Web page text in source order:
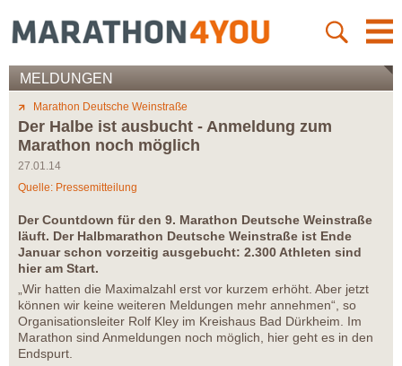
MELDUNGEN
Marathon Deutsche Weinstraße
Der Halbe ist ausbucht - Anmeldung zum
Marathon noch möglich
27.01.14
Quelle: Pressemitteilung
Der Countdown für den 9. Marathon Deutsche Weinstraße
läuft. Der Halbmarathon Deutsche Weinstraße ist Ende
Januar schon vorzeitig ausgebucht: 2.300 Athleten sind
hier am Start.
„Wir hatten die Maximalzahl erst vor kurzem erhöht. Aber jetzt
können wir keine weiteren Meldungen mehr annehmen“, so
Organisationsleiter Rolf Kley im Kreishaus Bad Dürkheim. Im
Marathon sind Anmeldungen noch möglich, hier geht es in den
Endspurt.